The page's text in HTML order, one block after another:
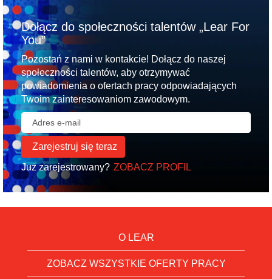
Dołącz do społeczności talentów „Lear For
You”
Pozostań z nami w kontakcie! Dołącz do naszej
społeczności talentów, aby otrzymywać
powiadomienia o ofertach pracy odpowiadających
Twoim zainteresowaniom zawodowym.
Już zarejestrowany? ZOBACZ PROFIL
O LEAR
ZOBACZ WSZYSTKIE OFERTY PRACY